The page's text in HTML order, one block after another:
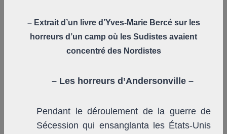
– Extrait d’un livre d’Yves-Marie Bercé sur les
horreurs d’un camp où les Sudistes avaient
concentré des Nordistes
– Les horreurs d’Andersonville –
Pendant le déroulement de la guerre de
Sécession qui ensanglanta les États-Unis